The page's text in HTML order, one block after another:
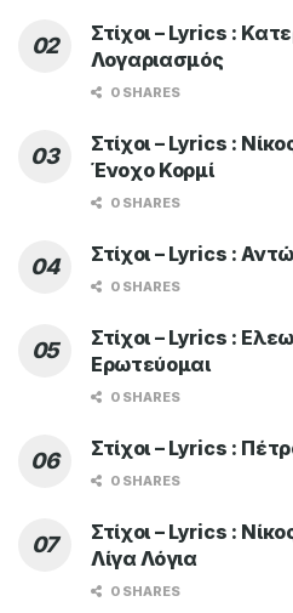
Στίχοι – Lyrics :
Λογαριασμός
0 SHARES
Στίχοι – Lyrics :
Ένοχο Κορμί
0 SHARES
Στίχοι – Lyrics :
0 SHARES
Στίχοι – Lyrics :
Ερωτεύομαι
0 SHARES
Στίχοι – Lyrics :
0 SHARES
Στίχοι – Lyrics :
Λίγα Λόγια
0 SHARES